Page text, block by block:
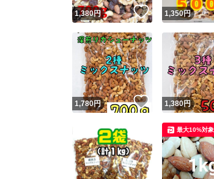
1,380円 いいね！
1,350円
1,780円 いいね！
1,380円
最大10%対象